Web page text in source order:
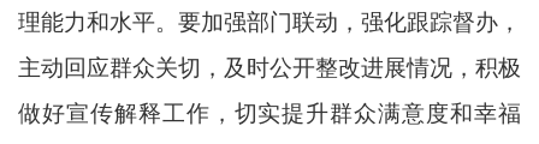
理能力和水平。要加强部门联动，强化跟踪督办，
主动回应群众关切，及时公开整改进展情况，积极
做好宣传解释工作，切实提升群众满意度和幸福